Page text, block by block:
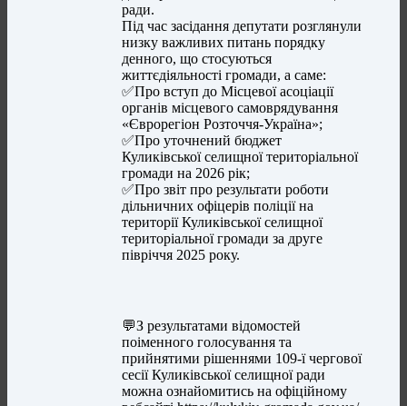
ради.
Під час засідання депутати розглянули
низку важливих питань порядку
денного, що стосуються
життєдіяльності громади, а саме:
✅Про вступ до Місцевої асоціації
органів місцевого самоврядування
«Єврорегіон Розточчя-Україна»;
✅Про уточнений бюджет
Куликівської селищної територіальної
громади на 2026 рік;
✅Про звіт про результати роботи
дільничних офіцерів поліції на
території Куликівської селищної
територіальної громади за друге
півріччя 2025 року.
💬З результатами відомостей
поіменного голосування та
прийнятими рішеннями 109-ї чергової
сесії Куликівської селищної ради
можна ознайомитись на офіційному